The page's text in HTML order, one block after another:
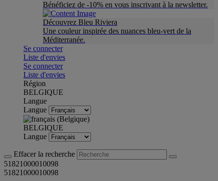
Bénéficiez de -10% en vous inscrivant à la newsletter.
Découvrez Bleu Riviera
Une couleur inspirée des nuances bleu-vert de la
Méditerranée.
Se connecter
Liste d'envies
Se connecter
Liste d'envies
Région
BELGIQUE
Langue
Langue
BELGIQUE
Langue
Effacer la recherche
51821000010098
51821000010098